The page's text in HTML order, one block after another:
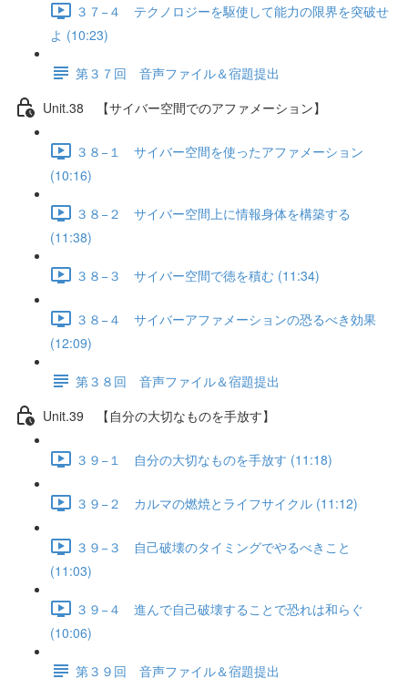
３７−４ テクノロジーを駆使して能力の限界を突破せ
よ (10:23)
第３７回 音声ファイル＆宿題提出
Unit.38 【サイバー空間でのアファメーション】
３８−１ サイバー空間を使ったアファメーション
(10:16)
３８−２ サイバー空間上に情報身体を構築する
(11:38)
３８−３ サイバー空間で徳を積む (11:34)
３８−４ サイバーアファメーションの恐るべき効果
(12:09)
第３８回 音声ファイル＆宿題提出
Unit.39 【自分の大切なものを手放す】
３９−１ 自分の大切なものを手放す (11:18)
３９−２ カルマの燃焼とライフサイクル (11:12)
３９−３ 自己破壊のタイミングでやるべきこと
(11:03)
３９−４ 進んで自己破壊することで恐れは和らぐ
(10:06)
第３９回 音声ファイル＆宿題提出